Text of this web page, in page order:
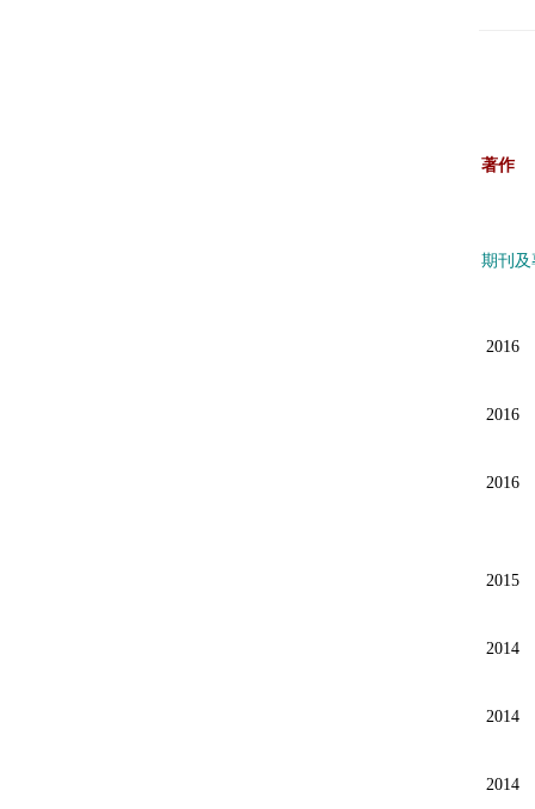
著作
期刊
2016
2016
2016
2015
2014
2014
2014